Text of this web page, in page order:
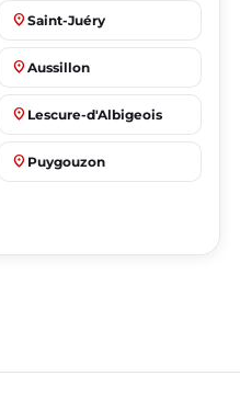
place Saint-Juéry
place Aussillon
place Lescure-d'Albigeois
place Puygouzon